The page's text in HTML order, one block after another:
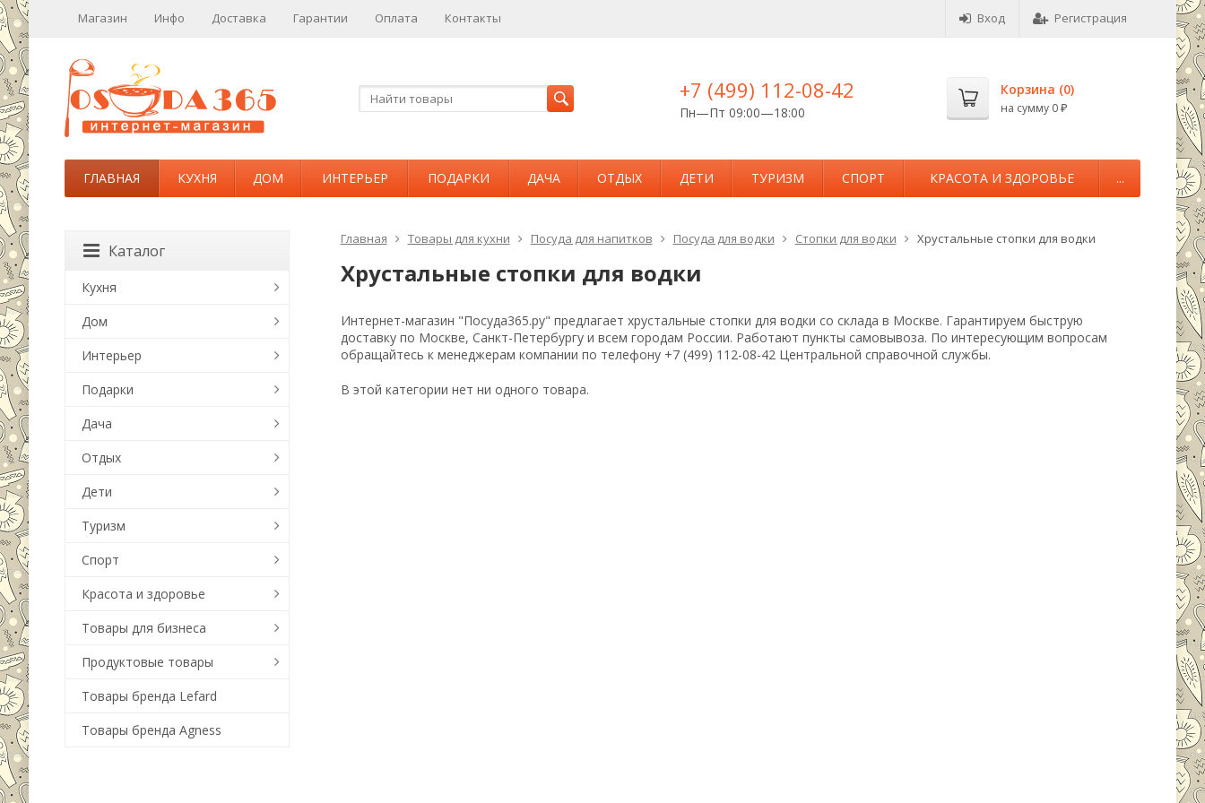
Магазин Инфо Доставка Гарантии Оплата Контакты Вход Регистрация
+7 (499) 112-08-42
Пн—Пт 09:00—18:00
Корзина (0)
на сумму 0 ₽
ГЛАВНАЯ КУХНЯ ДОМ ИНТЕРЬЕР ПОДАРКИ ДАЧА ОТДЫХ ДЕТИ ТУРИЗМ СПОРТ КРАСОТА И ЗДОРОВЬЕ ...
Главная Товары для кухни Посуда для напитков Посуда для водки Стопки для водки Хрустальные стопки для водки
Хрустальные стопки для водки
Интернет-магазин "Посуда365.ру" предлагает хрустальные стопки для водки со склада в Москве. Гарантируем быструю
доставку по Москве, Санкт-Петербургу и всем городам России. Работают пункты самовывоза. По интересующим вопросам
обращайтесь к менеджерам компании по телефону +7 (499) 112-08-42 Центральной справочной службы.
В этой категории нет ни одного товара.
Каталог
Кухня
Дом
Интерьер
Подарки
Дача
Отдых
Дети
Туризм
Спорт
Красота и здоровье
Товары для бизнеса
Продуктовые товары
Товары бренда Lefard
Товары бренда Agness